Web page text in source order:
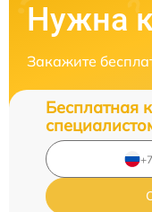
Нужна
Закажите
Бесплатная